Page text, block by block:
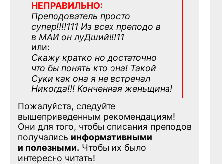
НЕПРАВИЛЬНО:
Преподователь просто
супер!!!!111 Из всех преподо в
в МАИ он луДший!!!11
или:
Скажу кратко но достаточно
что бы понять кто она! Такой
Суки как она я не встречал
Никогда!!! Конченная женьщина!
Пожалуйста, следуйте
вышеприведенным рекомендациям!
Они для того, чтобы описания преподов
получались информативными
и полезными. Чтобы их было
интересно читать!